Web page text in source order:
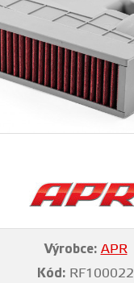
Výrobce: APR
Kód: RF100022